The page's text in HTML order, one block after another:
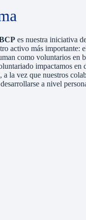
es nuestra iniciativa
activo más importante:
como voluntarios en
impactamos
la vez que nuestros
a nivel